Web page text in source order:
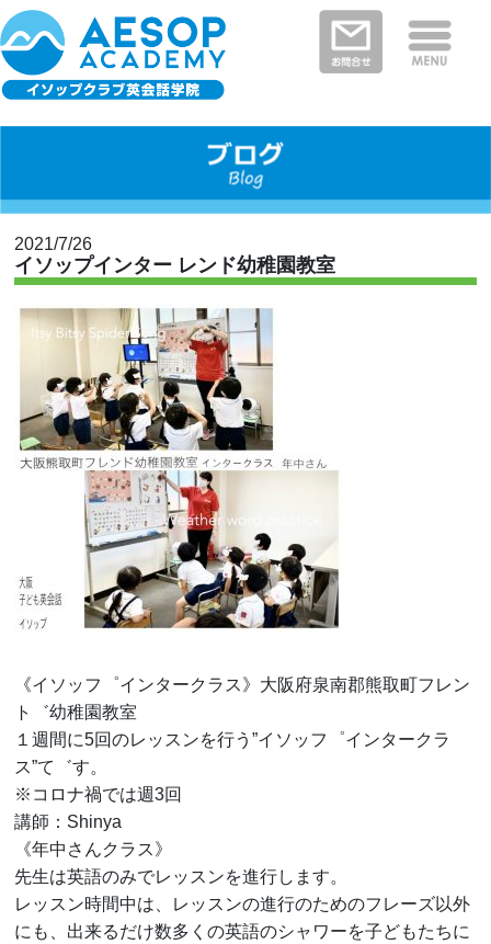
イソップクラブの特徴
クラスと料金
教室を探す
河内長野・南河内郡エリア
新着情報
2021/7/26
イソップインター レンド幼稚園教室
《イソッフ゜インタークラス》大阪府泉南郡熊取町フレン
ト゛幼稚園教室
１週間に5回のレッスンを行う”イソッフ゜インタークラ
ス”て゛す。
※コロナ禍では週3回
講師：Shinya
《年中さんクラス》
先生は英語のみでレッスンを進行します。
レッスン時間中は、レッスンの進行のためのフレーズ以外
にも、出来るだけ数多くの英語のシャワーを子どもたちに